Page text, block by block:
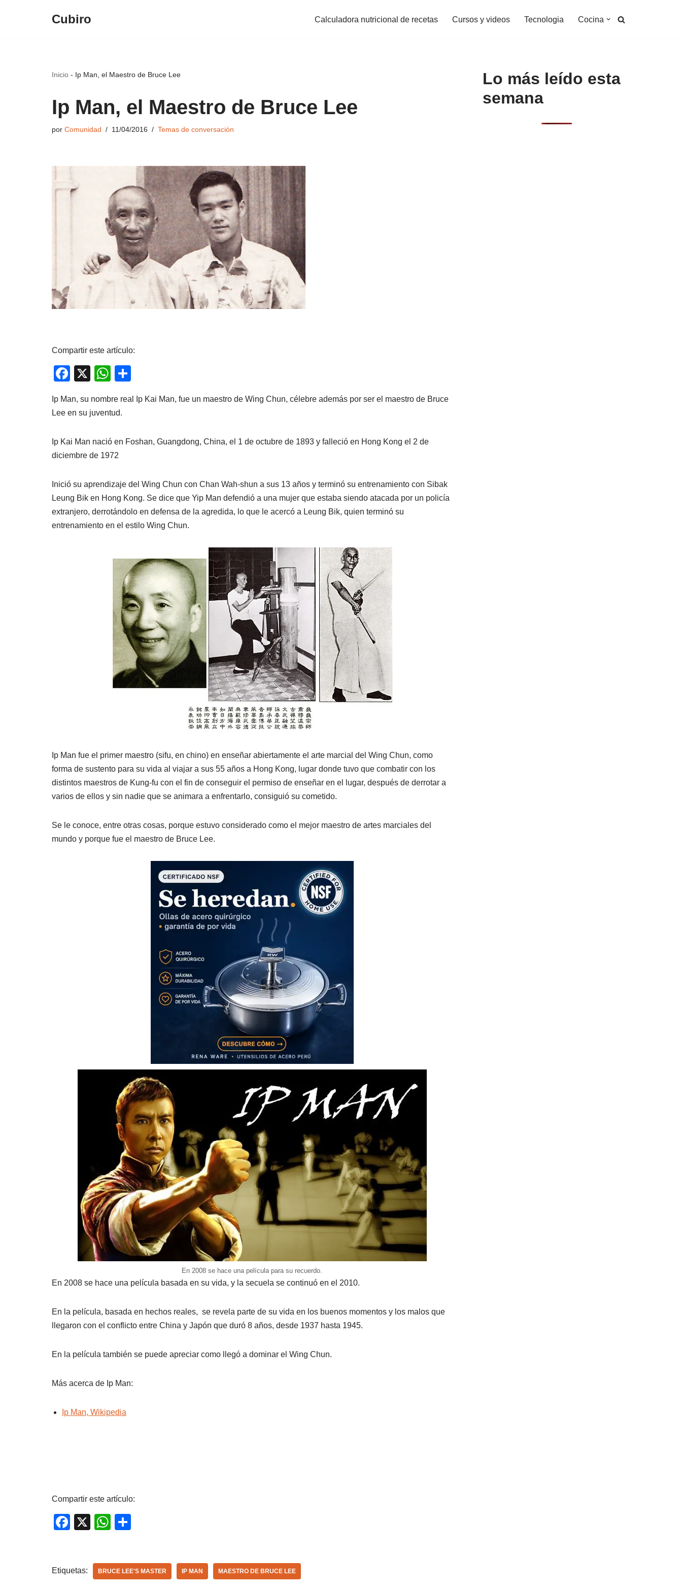
Cubiro Calculadora nutricional de recetas Cursos y videos Tecnologia Cocina
Inicio - Ip Man, el Maestro de Bruce Lee
Ip Man, el Maestro de Bruce Lee
por Comunidad 11/04/2016 Temas de conversación
Compartir este artículo:
F
c
b
o
k
X
W
at
A
p
m
ar
Ip Man, su nombre real Ip Kai Man, fue un maestro de Wing Chun, célebre además por ser el maestro de Bruce
Lee en su juventud.
Ip Kai Man nació en Foshan, Guangdong, China, el 1 de octubre de 1893 y falleció en Hong Kong el 2 de
diciembre de 1972
Inició su aprendizaje del Wing Chun con Chan Wah-shun a sus 13 años y terminó su entrenamiento con Sibak
Leung Bik en Hong Kong. Se dice que Yip Man defendió a una mujer que estaba siendo atacada por un policía
extranjero, derrotándolo en defensa de la agredida, lo que le acercó a Leung Bik, quien terminó su
entrenamiento en el estilo Wing Chun.
Ip Man fue el primer maestro (sifu, en chino) en enseñar abiertamente el arte marcial del Wing Chun, como
forma de sustento para su vida al viajar a sus 55 años a Hong Kong, lugar donde tuvo que combatir con los
distintos maestros de Kung-fu con el fin de conseguir el permiso de enseñar en el lugar, después de derrotar a
varios de ellos y sin nadie que se animara a enfrentarlo, consiguió su cometido.
Se le conoce, entre otras cosas, porque estuvo considerado como el mejor maestro de artes marciales del
mundo y porque fue el maestro de Bruce Lee.
En 2008 se hace una película para su recuerdo.
En 2008 se hace una película basada en su vida, y la secuela se continuó en el 2010.
En la película, basada en hechos reales, se revela parte de su vida en los buenos momentos y los malos que
llegaron con el conflicto entre China y Japón que duró 8 años, desde 1937 hasta 1945.
En la película también se puede apreciar como llegó a dominar el Wing Chun.
Más acerca de Ip Man:
Ip Man, Wikipedia
Compartir este artículo:
F
e
X
W
s
p
Etiquetas: BRUCE LEE'S MASTER IP MAN MAESTRO DE BRUCE LEE
Lo más leído esta
semana